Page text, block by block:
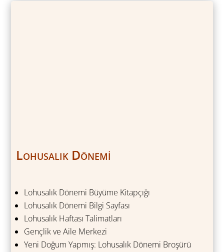
Lohusalık Dönemi
Lohusalık Dönemi Büyüme Kitapçığı
Lohusalık Dönemi Bilgi Sayfası
Lohusalık Haftası Talimatları
Gençlik ve Aile Merkezi
Yeni Doğum Yapmış: Lohusalık Dönemi Broşürü